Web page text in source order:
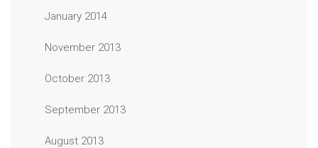
January 2014
November 2013
October 2013
September 2013
August 2013